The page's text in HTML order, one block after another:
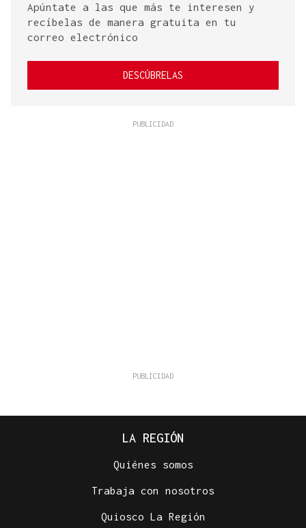
Apúntate a las que más te interesen y
recíbelas de manera gratuita en tu
correo electrónico
DESCÚBRELAS
LA REGIÓN
Quiénes somos
Trabaja con nosotros
Quiosco La Región